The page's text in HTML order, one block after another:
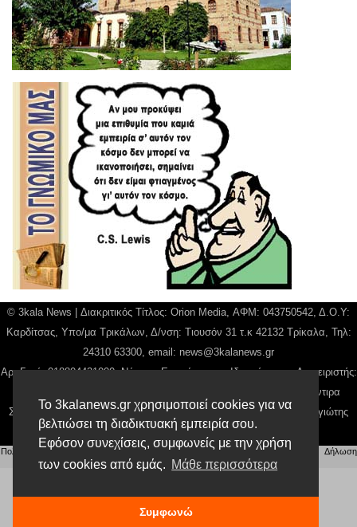
Το 3kalanews.gr χρησιμοποιεί cookies για να
βελτιώσει τη διαδικτυακή εμπειρία σου.
Εφόσον συνεχίσεις, συμφωνείς με την χρήση
των cookies από εμάς. Μάθε περισσότερα
Συμφωνώ
© 3kala News | Διακριτικός Τίτλος: Orion Media, ΑΦΜ: 043750542, Δ.Ο.Υ:
Καρδίτσας, Υπο/μα Τρικάλων, Δ/νση: Τιουσόν 31 τ.κ 42132 Τρίκαλα, Τηλ:
24310 63300, email: news@3kalanews.gr
Αρ. Γεμή: 018804431000, Νόμιμος Εκπρόσωπος, Ιδιοκτήτης και Διαχειριστής:
Παναγιώτης Φιλίππου, Διευθύντρια: Γιαννουσά Βασιλική, Διευθύντιρα
Σύνταξης: Μπαλαμπάνη Βασιλική. Δικαιούχος domain name Παναγιώτης
Φιλίππου
Πολιτική απορρήτου Αίτηση Διαχείρισης Προσωπικών Δεδομένων |Όροι χρήσης
Δήλωση
Συμμόρφωσης